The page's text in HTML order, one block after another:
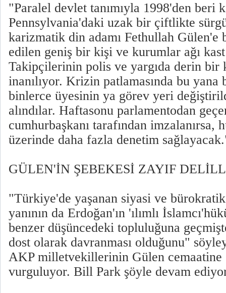
"Paralel devlet tanımıyla 1998'den beri
Pennsylvania'daki uzak bir çiftlikte
karizmatik din adamı Fethullah Gülen'e
edilen geniş bir kişi ve kurumlar ağı
Takipçilerinin polis ve yargıda derin bir
inanılıyor. Krizin patlamasında bu yana
binlerce üyesinin ya görev yeri
alındılar. Haftasonu parlamentodan
cumhurbaşkanı tarafından imzalanırsa,
üzerinde daha fazla denetim
GÜLEN'İN ŞEBEKESİ ZAYIF
"Türkiye'de yaşanan siyasi ve
yanının da Erdoğan'ın 'ılımlı
benzer düşüncedeki topluluğuna
dost olarak davranması olduğunu"
AKP milletvekillerinin Gülen cemaatine
vurguluyor. Bill Park şöyle devam